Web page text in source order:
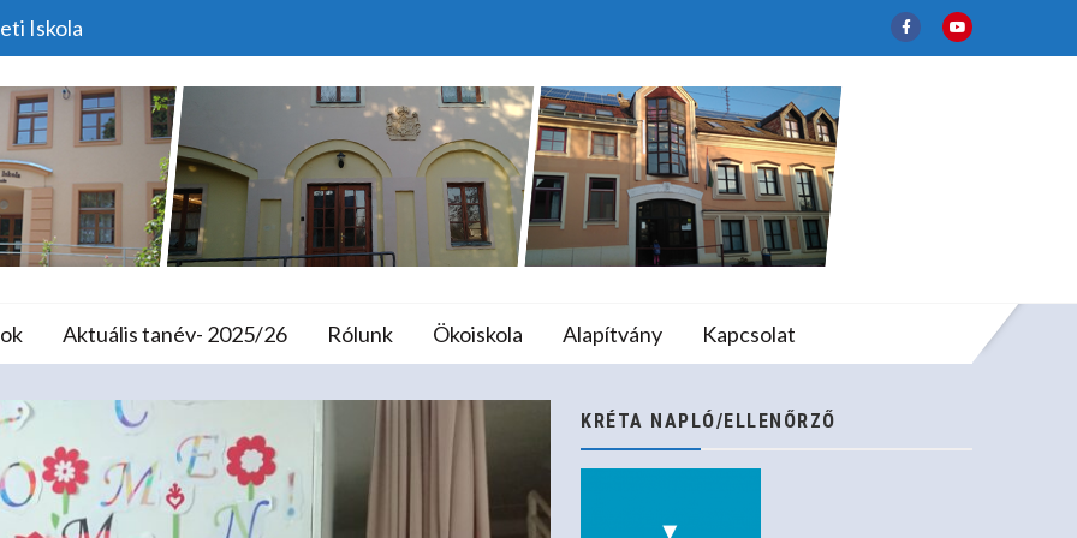
Iskola
Iskola és Alapfokú Művészeti
Aktuális tanév- 2025/26 Rólunk Ökoiskola Alapítvány Kapcsolat
Anyanyelvünkért
Home Versenyek Könyvvel Anyanyelvünkért
KRÉTA NAPLÓ/ELLENŐRZŐ